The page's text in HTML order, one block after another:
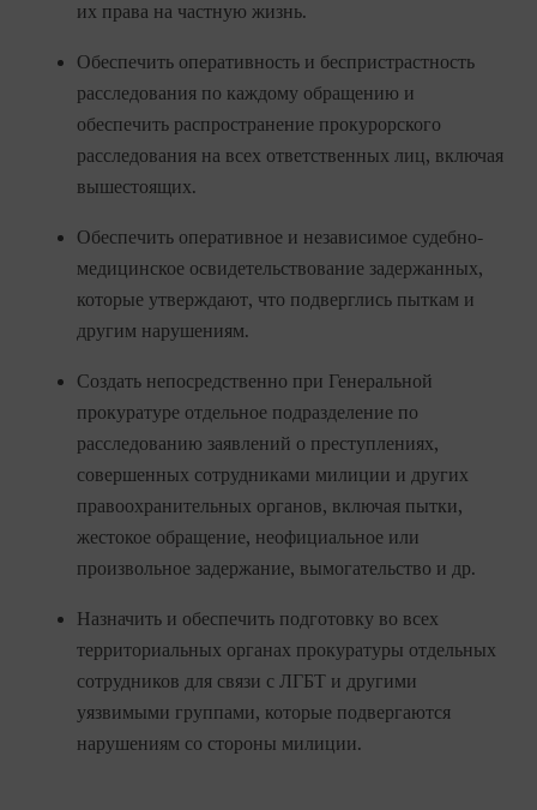
их права на частную жизнь.
Обеспечить оперативность и беспристрастность
расследования по каждому обращению и
обеспечить распространение прокурорского
расследования на всех ответственных лиц, включая
вышестоящих.
Обеспечить оперативное и независимое судебно-
медицинское освидетельствование задержанных,
которые утверждают, что подверглись пыткам и
другим нарушениям.
Создать непосредственно при Генеральной
прокуратуре отдельное подразделение по
расследованию заявлений о преступлениях,
совершенных сотрудниками милиции и других
правоохранительных органов, включая пытки,
жестокое обращение, неофициальное или
произвольное задержание, вымогательство и др.
Назначить и обеспечить подготовку во всех
территориальных органах прокуратуры отдельных
сотрудников для связи с ЛГБТ и другими
уязвимыми группами, которые подвергаются
нарушениям со стороны милиции.